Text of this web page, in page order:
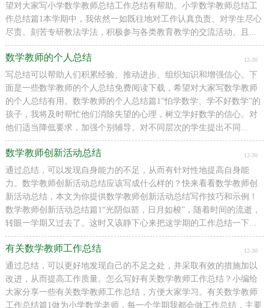
望对大家写小学数学教师总结工作总结有帮助。小学数学教师总结工
作总结篇1本学期中，我依然一如既往地对工作认真负责、对学生尽心
尽责。刻苦专研教法学法，积极参与各类教育教学的交流活动。且...
数学教师的个人总结 12-30
写总结可以帮助人们积累经验、推动进步、组织知识和增强信心。下
面是一些数学教师的个人总结免费阅读下载，希望对大家写数学教师
的个人总结有用。数学教师的个人总结篇1”怕学数学、学不好数学”的
孩子，我将及时帮忙他们消除失望的心理，树立学好数学的信心。对
他们适当降低要求，加强个别辅导。对不同层次的学生提出不同...
数学教师创新活动总结 12-30
通过总结，可以发现自身能力的不足，从而有针对性地提高自身能
力。数学教师创新活动总结应该写成什么样的？快来看看数学教师创
新活动总结，本文为你提供数学教师创新活动总结写作技巧和示例！
数学教师创新活动总结篇1“光阴似箭，日月如梭”，随着时间的流逝，
转眼一学期又过去了。这时又该静下心来把这学期的工作总结一下...
有关数学教师工作总结 12-30
通过总结，可以更好地发现自己的不足之处，并采取有效的措施加以
改进，从而提高工作质量。怎么写好有关数学教师工作总结？小编给
大家分享一些有关数学教师工作总结，方便大家学习。有关数学教师
工作总结篇1做为小学数学老师，每一个学期我都会做工作总结，主要